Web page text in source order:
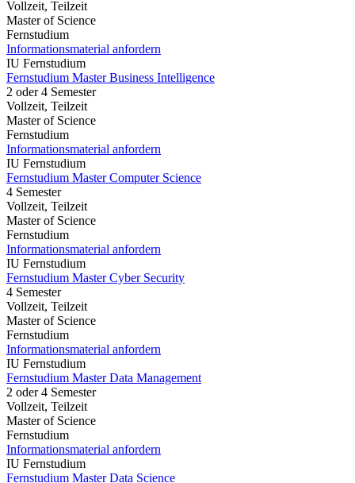
Vollzeit, Teilzeit
Master of Science
Fernstudium
Informationsmaterial anfordern
IU Fernstudium
Fernstudium Master Business Intelligence
2 oder 4 Semester
Vollzeit, Teilzeit
Master of Science
Fernstudium
Informationsmaterial anfordern
IU Fernstudium
Fernstudium Master Computer Science
4 Semester
Vollzeit, Teilzeit
Master of Science
Fernstudium
Informationsmaterial anfordern
IU Fernstudium
Fernstudium Master Cyber Security
4 Semester
Vollzeit, Teilzeit
Master of Science
Fernstudium
Informationsmaterial anfordern
IU Fernstudium
Fernstudium Master Data Management
2 oder 4 Semester
Vollzeit, Teilzeit
Master of Science
Fernstudium
Informationsmaterial anfordern
IU Fernstudium
Fernstudium Master Data Science